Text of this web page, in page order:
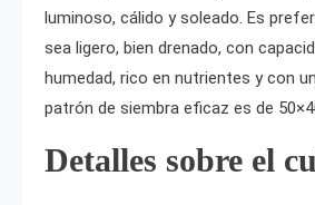
luminoso, cálido y soleado. Es
sea ligero, bien drenado, con
humedad, rico en nutrientes y con
patrón de siembra eficaz es de
Detalles sobre el